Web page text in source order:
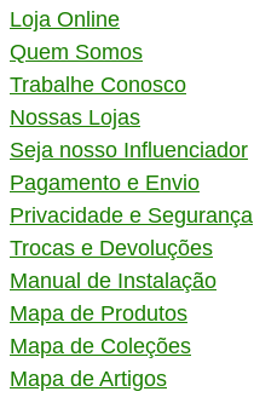
Loja Online
Quem Somos
Trabalhe Conosco
Nossas Lojas
Seja nosso Influenciador
Pagamento e Envio
Privacidade e Segurança
Trocas e Devoluções
Manual de Instalação
Mapa de Produtos
Mapa de Coleções
Mapa de Artigos